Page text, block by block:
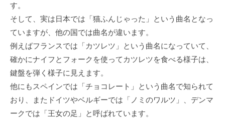
す。
そして、実は日本では「猫ふんじゃった」という曲名となっ
ていますが、他の国では曲名が違います。
例えばフランスでは「カツレツ」という曲名になっていて、
確かにナイフとフォークを使ってカツレツを食べる様子は、
鍵盤を弾く様子に見えます。
他にもスペインでは「チョコレート」という曲名で知られて
おり、またドイツやベルギーでは「ノミのワルツ」、デンマ
ークでは「王女の足」と呼ばれています。